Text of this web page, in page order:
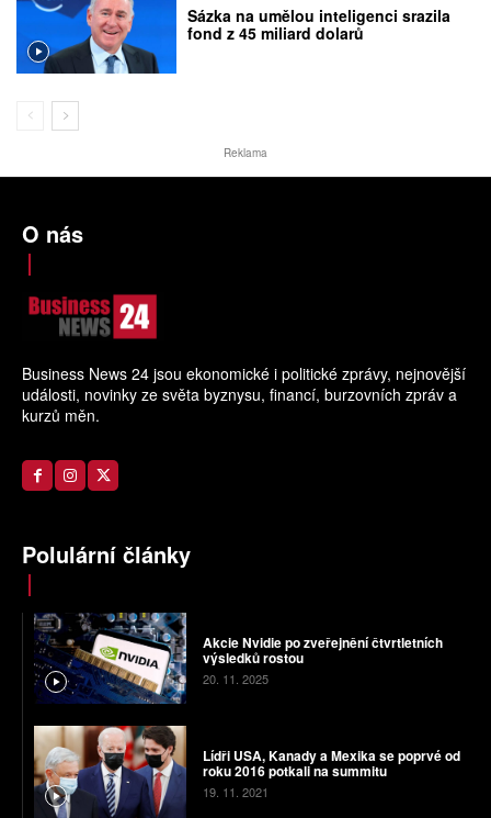
Sázka na umělou inteligenci srazila
fond z 45 miliard dolarů
Reklama
O nás
Business News 24 jsou ekonomické i politické zprávy, nejnovější
události, novinky ze světa byznysu, financí, burzovních zpráv a
kurzů měn.
Polulární články
Akcie Nvidie po zveřejnění čtvrtletních
výsledků rostou
20. 11. 2025
Lídři USA, Kanady a Mexika se poprvé od
roku 2016 potkali na summitu
19. 11. 2021